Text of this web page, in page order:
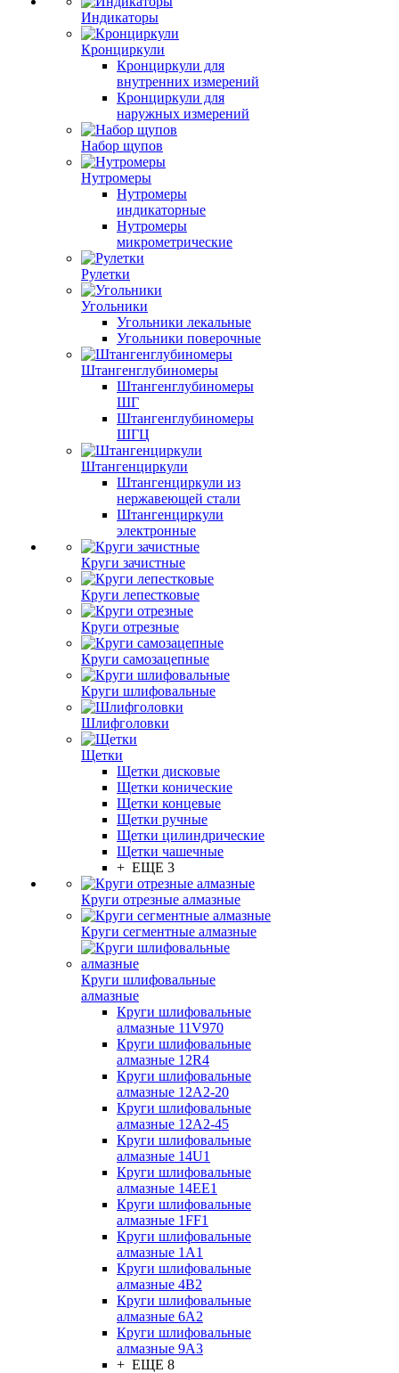
Индикаторы
Кронциркули
Кронциркули для
внутренних измерений
Кронциркули для
наружных измерений
Набор щупов
Нутромеры
Нутромеры
индикаторные
Нутромеры
микрометрические
Рулетки
Угольники
Угольники лекальные
Угольники поверочные
Штангенглубиномеры
Штангенглубиномеры
ШГ
Штангенглубиномеры
ШГЦ
Штангенциркули
Штангенциркули из
нержавеющей стали
Штангенциркули
электронные
Круги зачистные
Круги лепестковые
Круги отрезные
Круги самозацепные
Круги шлифовальные
Шлифголовки
Щетки
Щетки дисковые
Щетки конические
Щетки концевые
Щетки ручные
Щетки цилиндрические
Щетки чашечные
+ ЕЩЕ 3
Круги отрезные алмазные
Круги сегментные алмазные
Круги шлифовальные
алмазные
Круги шлифовальные
алмазные 11V970
Круги шлифовальные
алмазные 12R4
Круги шлифовальные
алмазные 12А2-20
Круги шлифовальные
алмазные 12А2-45
Круги шлифовальные
алмазные 14U1
Круги шлифовальные
алмазные 14ЕЕ1
Круги шлифовальные
алмазные 1FF1
Круги шлифовальные
алмазные 1А1
Круги шлифовальные
алмазные 4В2
Круги шлифовальные
алмазные 6A2
Круги шлифовальные
алмазные 9А3
+ ЕЩЕ 8